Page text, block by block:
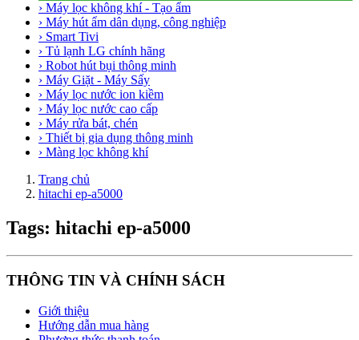
› Máy lọc không khí - Tạo ẩm
› Máy hút ẩm dân dụng, công nghiệp
› Smart Tivi
› Tủ lạnh LG chính hãng
› Robot hút bụi thông minh
› Máy Giặt - Máy Sấy
› Máy lọc nước ion kiềm
› Máy lọc nước cao cấp
› Máy rửa bát, chén
› Thiết bị gia dụng thông minh
› Màng lọc không khí
Trang chủ
hitachi ep-a5000
Tags: hitachi ep-a5000
THÔNG TIN VÀ CHÍNH SÁCH
Giới thiệu
Hướng dẫn mua hàng